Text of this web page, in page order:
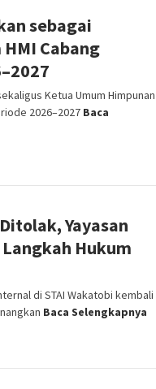
sebagai
Cabang
Ketua Umum Himpunan
2026–2027 Baca
Yayasan
Hukum
di STAI Wakatobi kembali
Baca Selengkapnya